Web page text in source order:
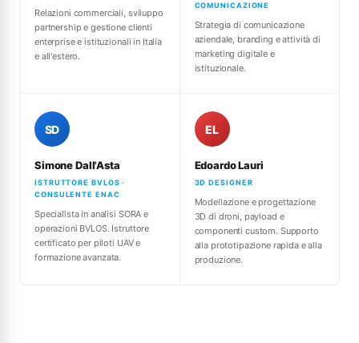
Relazioni commerciali, sviluppo
partnership e gestione clienti
enterprise e istituzionali in Italia
e all'estero.
COMUNICAZIONE
Strategia di comunicazione
aziendale, branding e attività di
marketing digitale e
istituzionale.
SD
Simone Dall'Asta
ISTRUTTORE BVLOS ·
CONSULENTE ENAC
Specialista in analisi SORA e
operazioni BVLOS. Istruttore
certificato per piloti UAV e
formazione avanzata.
EL
Edoardo Lauri
3D DESIGNER
Modellazione e progettazione
3D di droni, payload e
componenti custom. Supporto
alla prototipazione rapida e alla
produzione.